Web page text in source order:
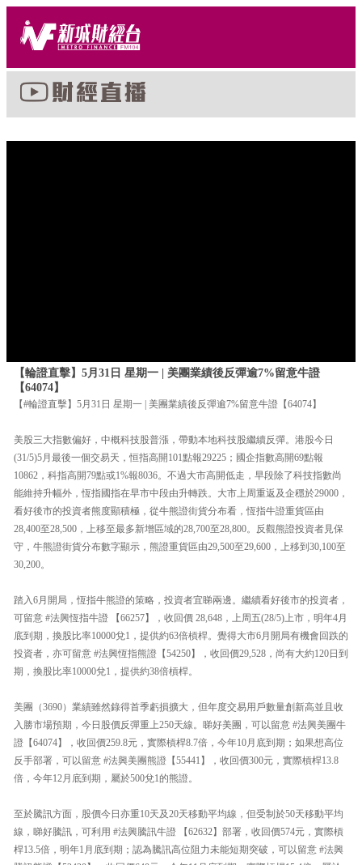
【輪證直擊】5月31日 星期一 | 美團業績後反彈逾7%留意牛證
【64074】
【#輪證直擊】5月31日 星期一 | 美團業績後反彈逾7%留意牛證【64074】
美股三大指數偏好，中概科技股普漲，帶動本地科技股繼續反彈。港股今日
(31/5)5月最後一個交易天，恒指高開101點報29225；國企指數高開69點報
10862，科指高開79點或1%報8036。不過大市高開低走，早段除了科技指數尚
能維持升幅外，恆指國指在早市中段由升轉跌。大市上周重返及企穩於29000，
看好後市的投資者熊度顯積極，從牛熊證街貨分布看，恆指牛證重貨區由
28,400至28,500，上移至最多新增區域的28,700至28,800。反觀熊證投資者見保
守，牛熊證街貨分布數字顯示，熊證重貨區由29,500至29,600，上移到30,100至
30,200。
踏入6月開局，恆指牛熊證的策略，投資者宜睇兩邊。繼續看好後市的投資者，
可留意 #法興恆指牛證 【66257】，收回價 28,648，上周五(28/5)上市，明年4月
底到期，換股比率10000兌1，提供約63倍槓桿。覺得大市6月開局有機會回跌的
投資者，亦可留意 #法興恆指熊證【54250】，收回價29,528，尚有大約120日到
期，換股比率10000兌1，提供約38倍槓桿。
美團（3690）業績雖然錄得首季虧損擴大，但年度交易用戶數量創新高並且收
入勝市場預期，今日股價反彈重上250天線。睇好美團，可以留意 #法興美團牛
證【64074】，收回價259.8元，實際槓桿8.7倍，今年10月底到期；如果想高位
反手部署，可以留意 #法興美團熊證【55441】，收回價300元，實際槓桿13.8
倍，今年12月底到期，屬於500兌1的熊證。
至於騰訊方面，股價今日亦重10天及20天移動平均線，但受制於50天移動平均
線，睇好騰訊，可利用 #法興騰訊牛證 【62632】部署，收回價574元，實際槓
桿13.5倍，明年1月底到期；認為騰訊高位阻力未能短期突破，可以留意 #法興